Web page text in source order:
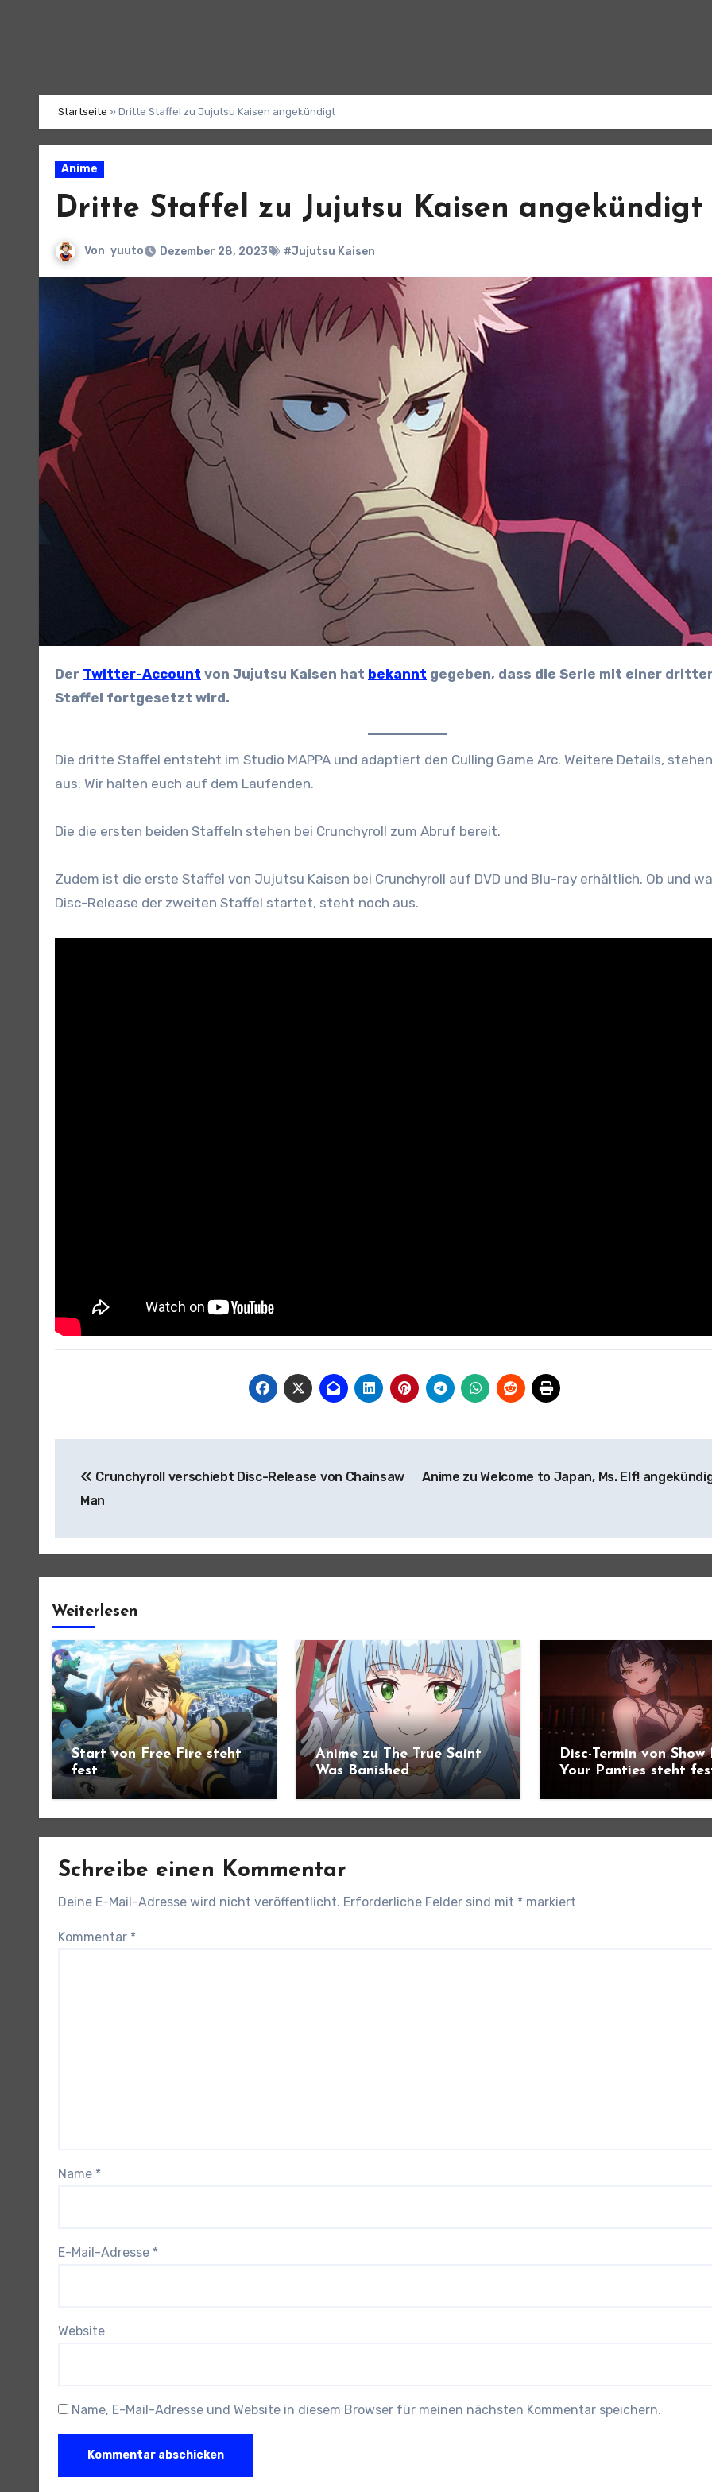
Startseite » Dritte Staffel zu Jujutsu Kaisen angekündigt
Anime
Dritte Staffel zu Jujutsu Kaisen angekündigt
Von yuuto Dezember 28, 2023 #Jujutsu Kaisen
Der Twitter-Account von Jujutsu Kaisen hat bekannt gegeben, dass die Serie mit einer
Staffel fortgesetzt wird.
Die dritte Staffel entsteht im Studio MAPPA und adaptiert den Culling Game Arc. Weitere Details,
aus. Wir halten euch auf dem Laufenden.
Die die ersten beiden Staffeln stehen bei Crunchyroll zum Abruf bereit.
Zudem ist die erste Staffel von Jujutsu Kaisen bei Crunchyroll auf DVD und Blu-ray erhältlich. Ob und
Disc-Release der zweiten Staffel startet, steht noch aus.
Crunchyroll verschiebt Disc-Release von Chainsaw
Man
Anime zu Welcome to Japan, Ms. Elf!
Weiterlesen
Start von Free Fire steht
fest
Anime zu The True Saint
Was Banished
angekündigt
Disc-Termin von Show
Your Panties steht
Schreibe einen Kommentar
Deine E-Mail-Adresse wird nicht veröffentlicht. Erforderliche Felder sind mit * markiert
Kommentar *
Name *
E-Mail-Adresse *
Website
Name, E-Mail-Adresse und Website in diesem Browser für meinen nächsten Kommentar speichern.